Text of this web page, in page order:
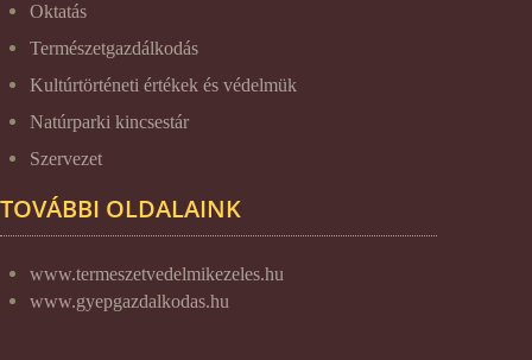
Oktatás
Természetgazdálkodás
Kultúrtörténeti értékek és védelmük
Natúrparki kincsestár
Szervezet
TOVÁBBI OLDALAINK
www.termeszetvedelmikezeles.hu
www.gyepgazdalkodas.hu